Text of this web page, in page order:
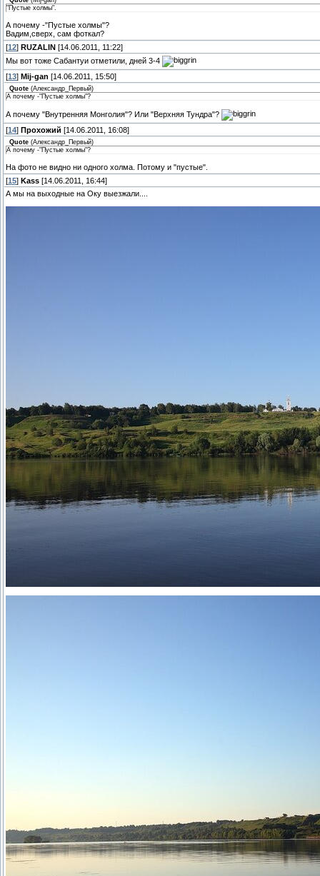
"Пустые холмы".
А почему -"Пустые холмы"?
Вадим,сверх, сам фоткал?
[12] RUZALIN [14.06.2011, 11:22]
Мы вот тоже Сабантуи отметили, дней 3-4
[13] Mij-gan [14.06.2011, 15:50]
Quote (Александр_Первый)
А почему -"Пустые холмы"?
А почему "Внутренняя Монголия"? Или "Верхняя Тундра"?
[14] Прохожий [14.06.2011, 16:08]
Quote (Александр_Первый)
А почему -"Пустые холмы"?
На фото не видно ни одного холма. Потому и "пустые".
[15] Kass [14.06.2011, 16:44]
А мы на выходные на Оку выезжали....